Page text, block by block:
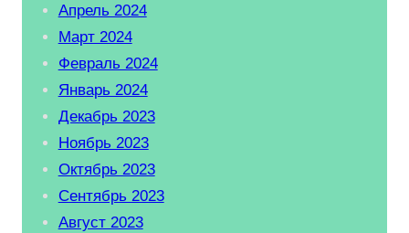
Апрель 2024
Март 2024
Февраль 2024
Январь 2024
Декабрь 2023
Ноябрь 2023
Октябрь 2023
Сентябрь 2023
Август 2023